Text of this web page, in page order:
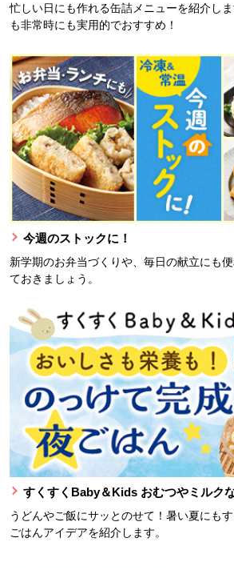
忙しい日にも作れる缶詰メニューを紹介し
も非常時にも実用的でおすすめ！
今週のストックに！
新学期のお弁当づくりや、毎日の献立にも
ておきましょう。
すくすくBaby＆Kids おむつやミルク
うどんやご飯にサッとのせて！暑い夏にも
ごはんアイデアを紹介します。